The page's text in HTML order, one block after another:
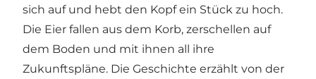
sich auf und hebt den Kopf ein Stück zu hoch.
Die Eier fallen aus dem Korb, zerschellen auf
dem Boden und mit ihnen all ihre
Zukunftspläne. Die Geschichte erzählt von der